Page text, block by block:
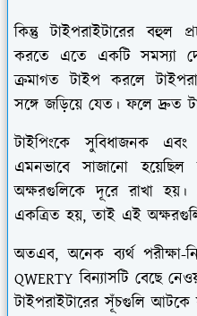
কিন্তু টাইপরাইটারের বহুল
করতে এতে একটি সমস‍্যা
ক্রমাগত টাইপ করলে
সঙ্গে জড়িয়ে যেত। ফলে দ্রুত
টাইপিংকে সুবিধাজনক
এমনভাবে সাজানো
অক্ষরগুলিকে দূরে রাখা হয়।
একত্রিত হয়, তাই এই অক্ষরগুলি
অতএব, অনেক ব্যর্থ পরীক্ষা-
QWERTY বিন্যাসটি বেছে
টাইপরাইটারের সূঁচগুলি আটকে